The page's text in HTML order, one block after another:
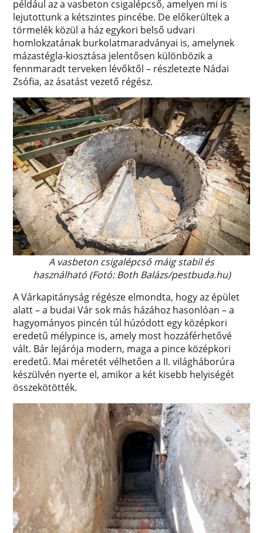
például az a vasbeton csigalépcső, amelyen mi is
lejutottunk a kétszintes pincébe. De előkerültek a
törmelék közül a ház egykori belső udvari
homlokzatának burkolatmaradványai is, amelynek
mázastégla-kiosztása jelentősen különbözik a
fennmaradt terveken lévőktől – részletezte Nádai
Zsófia, az ásatást vezető régész.
A vasbeton csigalépcső máig stabil és
használható (Fotó: Both Balázs/pestbuda.hu)
A Várkapitányság régésze elmondta, hogy az épület
alatt – a budai Vár sok más házához hasonlóan – a
hagyományos pincén túl húzódott egy középkori
eredetű mélypince is, amely most hozzáférhetővé
vált. Bár lejárója modern, maga a pince középkori
eredetű. Mai méretét vélhetően a II. világháborúra
készülvén nyerte el, amikor a két kisebb helyiségét
összekötötték.